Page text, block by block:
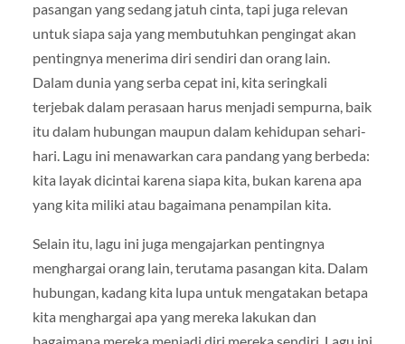
pasangan yang sedang jatuh cinta, tapi juga relevan
untuk siapa saja yang membutuhkan pengingat akan
pentingnya menerima diri sendiri dan orang lain.
Dalam dunia yang serba cepat ini, kita seringkali
terjebak dalam perasaan harus menjadi sempurna, baik
itu dalam hubungan maupun dalam kehidupan sehari-
hari. Lagu ini menawarkan cara pandang yang berbeda:
kita layak dicintai karena siapa kita, bukan karena apa
yang kita miliki atau bagaimana penampilan kita.
Selain itu, lagu ini juga mengajarkan pentingnya
menghargai orang lain, terutama pasangan kita. Dalam
hubungan, kadang kita lupa untuk mengatakan betapa
kita menghargai apa yang mereka lakukan dan